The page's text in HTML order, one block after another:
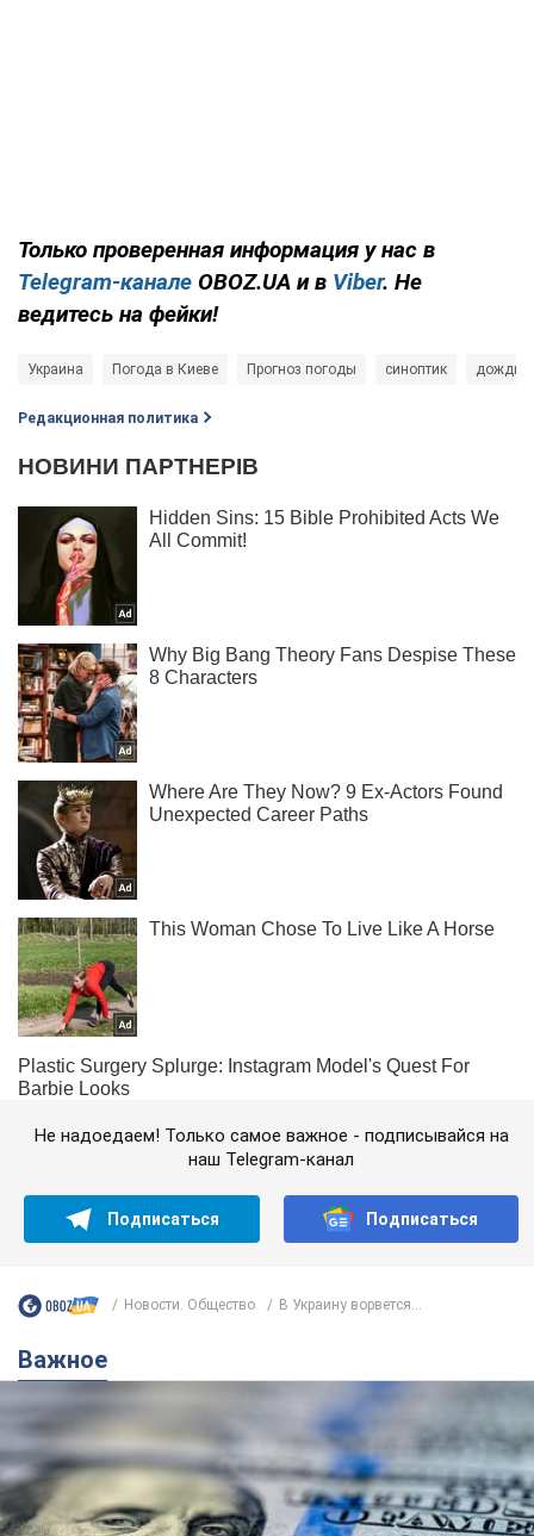
Только проверенная информация у нас в
Telegram-канале OBOZ.UA и в Viber. Не
ведитесь на фейки!
Украина Погода в Киеве Прогноз погоды синоптик дождь
Редакционная политика
Не надоедаем! Только самое важное - подписывайся на
наш Telegram-канал
Подписаться Подписаться
Новости. Общество В Украину ворвется...
Важное